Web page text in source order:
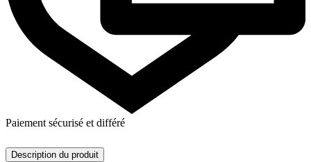
Paiement sécurisé et différé
Description du produit